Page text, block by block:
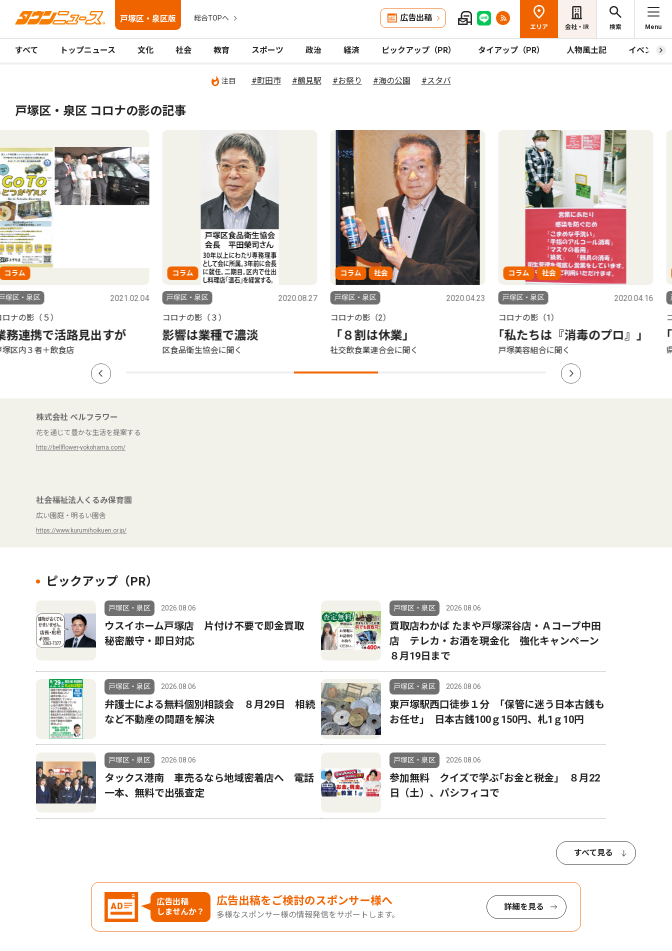
戸塚区・泉区版 総合TOPへ 広告出稿
エリア 会社・IR 検索 Menu
すべて トップニュース 文化 社会 教育 スポーツ 政治 経済 ピックアップ（PR） タイアップ（PR） 人物風土記 イベント
注目 #町田市 #鶴見駅 #お祭り #海の公園 #スタバ
戸塚区・泉区 コロナの影の記事
2021.02.04
見出すが
戸塚区・泉区 2020.08.27
影響は業種で濃淡
区食品衛生協会に聞く
コラム
戸塚区・泉区 2020.04.23
「８割は休業」
社交飲食業連合会に聞く
コラム
戸塚区・泉区 2020.04.16
｢私たちは『消毒のプロ』｣
戸塚美容組合に聞く
コラム
戸塚区・泉区
｢まん延防止｣
株式会社 ベルフラワー
花を通じて豊かな生活を提案する
http://bellflower-yokohama.com/
社会福祉法人くるみ保育園
広い園庭・明るい園舎
https://www.kurumihoikuen.or.jp/
ピックアップ（PR）
戸塚区・泉区 2026.08.06
ウスイホーム戸塚店 片付け不要で即金買取
秘密厳守・即日対応
戸塚区・泉区 2026.08.06
買取店わかば たまや戸塚深谷店・Ａコープ中田
店 テレカ・お酒を現金化 強化キャンペーン
８月19日まで
戸塚区・泉区 2026.08.06
弁護士による無料個別相談会 ８月29日 相続
など不動産の問題を解決
戸塚区・泉区 2026.08.06
東戸塚駅西口徒歩１分 ｢保管に迷う日本古銭も
お任せ｣ 日本古銭100ｇ150円、札1ｇ10円
戸塚区・泉区 2026.08.06
タックス港南 車売るなら地域密着店へ 電話
一本、無料で出張査定
戸塚区・泉区 2026.08.06
参加無料 クイズで学ぶ｢お金と税金｣ ８月22
日（土）、パシフィコで
すべて見る
広告出稿
しませんか？
広告出稿をご検討のスポンサー様へ
多様なスポンサー様の情報発信をサポートします。
詳細を見る